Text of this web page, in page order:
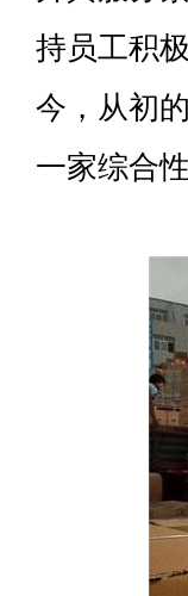
持员工积
今，从初
一家综合